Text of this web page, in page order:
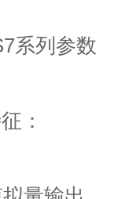
系列参数
：